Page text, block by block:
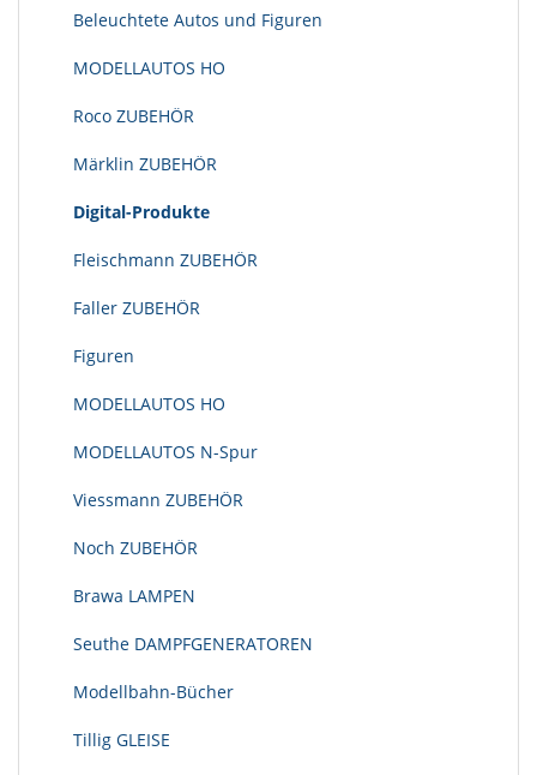
Beleuchtete Autos und Figuren
MODELLAUTOS HO
Roco ZUBEHÖR
Märklin ZUBEHÖR
Digital-Produkte
Fleischmann ZUBEHÖR
Faller ZUBEHÖR
Figuren
MODELLAUTOS HO
MODELLAUTOS N-Spur
Viessmann ZUBEHÖR
Noch ZUBEHÖR
Brawa LAMPEN
Seuthe DAMPFGENERATOREN
Modellbahn-Bücher
Tillig GLEISE